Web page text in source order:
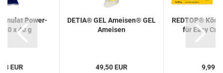
Power-
10 x 40 g
EUR
DETIA® GEL Ameisen® GEL
Ameisen
49,50 EUR
REDTOP®
für Easy
9,99